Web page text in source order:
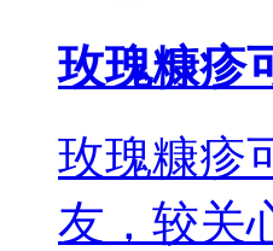
玫瑰糠疹
玫瑰糠疹
友，较关